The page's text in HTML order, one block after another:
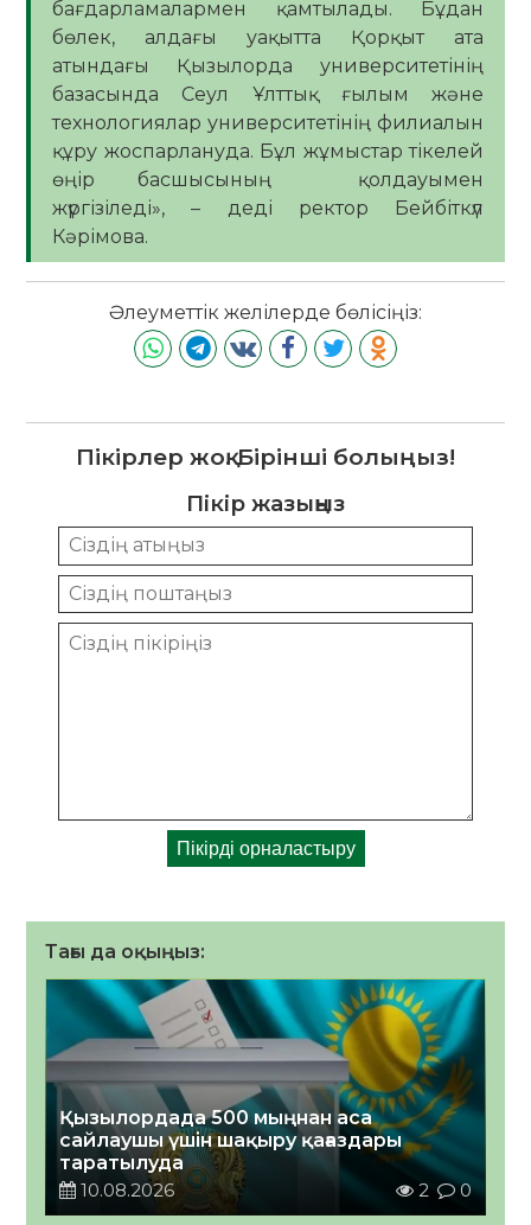
бағдарламалармен қамтылады. Бұдан
бөлек, алдағы уақытта Қорқыт ата
атындағы Қызылорда университетінің
базасында Сеул Ұлттық ғылым және
технологиялар университетінің филиалын
құру жоспарлануда. Бұл жұмыстар тікелей
өңір басшысының қолдауымен
жүргізіледі», – деді ректор Бейбіткүл
Кәрімова.
Әлеуметтік желілерде бөлісіңіз:
Пікірлер жоқ. Бірінші болыңыз!
Пікір жазыңыз
Тағы да оқыңыз:
Қызылордада 500 мыңнан аса
сайлаушы үшін шақыру қағаздары
таратылуда
10.08.2026
2 0